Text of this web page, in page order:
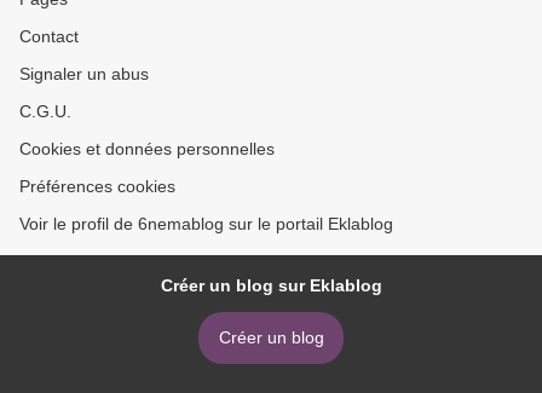
Contact
Signaler un abus
C.G.U.
Cookies et données personnelles
Préférences cookies
Voir le profil de 6nemablog sur le portail Eklablog
Créer un blog sur Eklablog
Créer un blog